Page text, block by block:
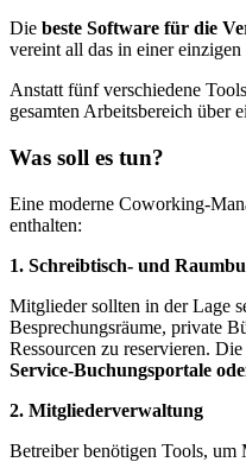
Die beste Software für die
vereint all das in einer
Anstatt fünf verschiedene
gesamten Arbeitsbereich über
Was soll es tun?
Eine moderne Coworking-
enthalten:
1. Schreibtisch- und
Mitglieder sollten in der Lage
Besprechungsräume, private
Ressourcen zu reservieren.
Service-Buchungsportale
2. Mitgliederverwaltung
Betreiber benötigen Tools,